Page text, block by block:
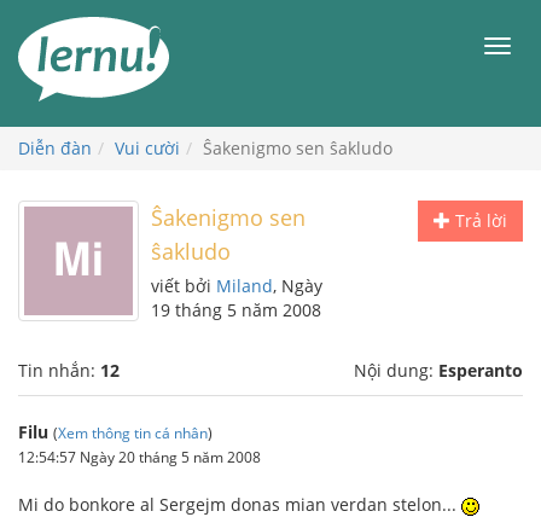
đến
phần
dung
Diễn đàn Vui cười Ŝakenigmo sen ŝakludo
Trả lời
Ŝakenigmo sen
ŝakludo
viết bởi Miland, Ngày
19 tháng 5 năm 2008
Tin nhắn: 12 Nội dung: Esperanto
Filu (Xem thông tin cá nhân)
12:54:57 Ngày 20 tháng 5 năm 2008
Mi do bonkore al Sergejm donas mian verdan stelon...